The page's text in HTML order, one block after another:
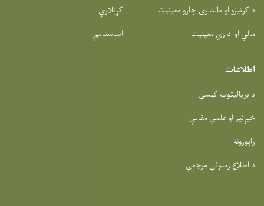
د کرنیزو او مالدارۍ چارو معینیت
مالي او اداري معینیت
کړنلارې
اساسنامې
اطلاعات
د بریالیتوب کیسې
ځیړنیز او علمي مقالې
راپورونه
د اطلاع رسوني مرجعې